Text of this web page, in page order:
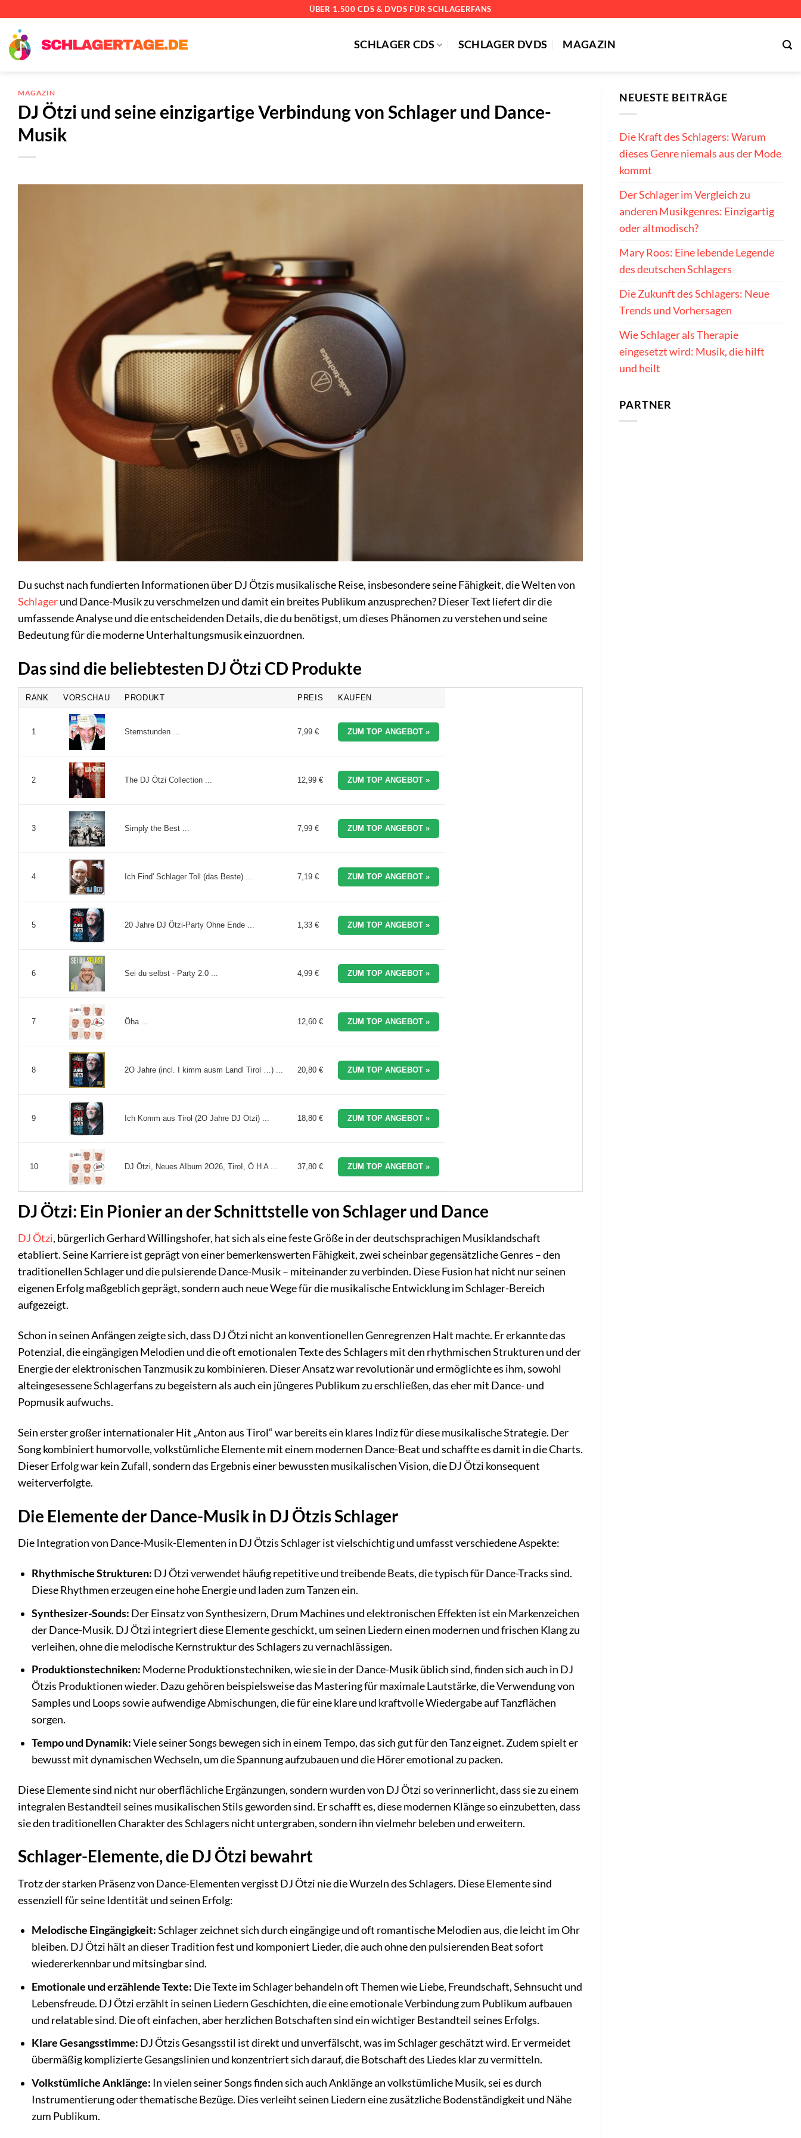
springen
ÜBER 1.500 CDS & DVDS FÜR SCHLAGERFANS
SCHLAGER CDS SCHLAGER DVDS MAGAZIN
MAGAZIN
DJ Ötzi und seine einzigartige Verbindung von Schlager und Dance-
Musik
Du suchst nach fundierten Informationen über DJ Ötzis musikalische Reise, insbesondere seine Fähigkeit, die Welten von
Schlagerund Dance-Musik zu verschmelzen und damit ein breites Publikum anzusprechen? Dieser Text liefert dir die
umfassende Analyse und die entscheidenden Details, die du benötigst, um dieses Phänomen zu verstehen und seine
Bedeutung für die moderne Unterhaltungsmusik einzuordnen.
Das sind die beliebtesten DJ Ötzi CD Produkte
RANK VORSCHAU PRODUKT PREIS KAUFEN
1 Sternstunden ... 7,99 € ZUM TOP ANGEBOT »
2 The DJ Ötzi Collection ... 12,99 € ZUM TOP ANGEBOT »
3 Simply the Best ... 7,99 € ZUM TOP ANGEBOT »
4 Ich Find' Schlager Toll (das Beste) ... 7,19 € ZUM TOP ANGEBOT »
5 20 Jahre DJ Ötzi-Party Ohne Ende ... 1,33 € ZUM TOP ANGEBOT »
6 Sei du selbst - Party 2.0 ... 4,99 € ZUM TOP ANGEBOT »
7 Öha ... 12,60 € ZUM TOP ANGEBOT »
8 2O Jahre (incl. I kimm ausm Landl Tirol …) ... 20,80 € ZUM TOP ANGEBOT »
9 Ich Komm aus Tirol (2O Jahre DJ Ötzi) ... 18,80 € ZUM TOP ANGEBOT »
10 DJ Ötzi, Neues AIbum 2O26, TiroI, Ö H A ... 37,80 € ZUM TOP ANGEBOT »
DJ Ötzi: Ein Pionier an der Schnittstelle von Schlager und Dance
DJ Ötzi, bürgerlich Gerhard Willingshofer, hat sich als eine feste Größe in der deutschsprachigen Musiklandschaft
etabliert. Seine Karriere ist geprägt von einer bemerkenswerten Fähigkeit, zwei scheinbar gegensätzliche Genres – den
traditionellen Schlager und die pulsierende Dance-Musik – miteinander zu verbinden. Diese Fusion hat nicht nur seinen
eigenen Erfolg maßgeblich geprägt, sondern auch neue Wege für die musikalische Entwicklung im Schlager-Bereich
aufgezeigt.
Schon in seinen Anfängen zeigte sich, dass DJ Ötzi nicht an konventionellen Genregrenzen Halt machte. Er erkannte das
Potenzial, die eingängigen Melodien und die oft emotionalen Texte des Schlagers mit den rhythmischen Strukturen und der
Energie der elektronischen Tanzmusik zu kombinieren. Dieser Ansatz war revolutionär und ermöglichte es ihm, sowohl
alteingesessene Schlagerfans zu begeistern als auch ein jüngeres Publikum zu erschließen, das eher mit Dance- und
Popmusik aufwuchs.
Sein erster großer internationaler Hit „Anton aus Tirol“ war bereits ein klares Indiz für diese musikalische Strategie. Der
Song kombiniert humorvolle, volkstümliche Elemente mit einem modernen Dance-Beat und schaffte es damit in die Charts.
Dieser Erfolg war kein Zufall, sondern das Ergebnis einer bewussten musikalischen Vision, die DJ Ötzi konsequent
weiterverfolgte.
Die Elemente der Dance-Musik in DJ Ötzis Schlager
Die Integration von Dance-Musik-Elementen in DJ Ötzis Schlager ist vielschichtig und umfasst verschiedene Aspekte:
Rhythmische Strukturen: DJ Ötzi verwendet häufig repetitive und treibende Beats, die typisch für Dance-Tracks sind.
Diese Rhythmen erzeugen eine hohe Energie und laden zum Tanzen ein.
Synthesizer-Sounds: Der Einsatz von Synthesizern, Drum Machines und elektronischen Effekten ist ein Markenzeichen
der Dance-Musik. DJ Ötzi integriert diese Elemente geschickt, um seinen Liedern einen modernen und frischen Klang zu
verleihen, ohne die melodische Kernstruktur des Schlagers zu vernachlässigen.
Produktionstechniken: Moderne Produktionstechniken, wie sie in der Dance-Musik üblich sind, finden sich auch in DJ
Ötzis Produktionen wieder. Dazu gehören beispielsweise das Mastering für maximale Lautstärke, die Verwendung von
Samples und Loops sowie aufwendige Abmischungen, die für eine klare und kraftvolle Wiedergabe auf Tanzflächen
sorgen.
Tempo und Dynamik:Viele seiner Songs bewegen sich in einem Tempo, das sich gut für den Tanz eignet. Zudem spielt er
bewusst mit dynamischen Wechseln, um die Spannung aufzubauen und die Hörer emotional zu packen.
Diese Elemente sind nicht nur oberflächliche Ergänzungen, sondern wurden von DJ Ötzi so verinnerlicht, dass sie zu einem
integralen Bestandteil seines musikalischen Stils geworden sind. Er schafft es, diese modernen Klänge so einzubetten, dass
sie den traditionellen Charakter des Schlagers nicht untergraben, sondern ihn vielmehr beleben und erweitern.
Schlager-Elemente, die DJ Ötzi bewahrt
Trotz der starken Präsenz von Dance-Elementen vergisst DJ Ötzi nie die Wurzeln des Schlagers. Diese Elemente sind
essenziell für seine Identität und seinen Erfolg:
Melodische Eingängigkeit:Schlager zeichnet sich durch eingängige und oft romantische Melodien aus, die leicht im Ohr
bleiben. DJ Ötzi hält an dieser Tradition fest und komponiert Lieder, die auch ohne den pulsierenden Beat sofort
wiedererkennbar und mitsingbar sind.
Emotionale und erzählende Texte: Die Texte im Schlager behandeln oft Themen wie Liebe, Freundschaft, Sehnsucht und
Lebensfreude. DJ Ötzi erzählt in seinen Liedern Geschichten, die eine emotionale Verbindung zum Publikum aufbauen
und relatable sind. Die oft einfachen, aber herzlichen Botschaften sind ein wichtiger Bestandteil seines Erfolgs.
Klare Gesangsstimme: DJ Ötzis Gesangsstil ist direkt und unverfälscht, was im Schlager geschätzt wird. Er vermeidet
übermäßig komplizierte Gesangslinien und konzentriert sich darauf, die Botschaft des Liedes klar zu vermitteln.
Volkstümliche Anklänge: In vielen seiner Songs finden sich auch Anklänge an volkstümliche Musik, sei es durch
Instrumentierung oder thematische Bezüge. Dies verleiht seinen Liedern eine zusätzliche Bodenständigkeit und Nähe
zum Publikum.
NEUESTE BEITRÄGE
Die Kraft des Schlagers: Warum
dieses Genre niemals aus der Mode
kommt
Der Schlager im Vergleich zu
anderen Musikgenres: Einzigartig
oder altmodisch?
Mary Roos: Eine lebende Legende
des deutschen Schlagers
Die Zukunft des Schlagers: Neue
Trends und Vorhersagen
Wie Schlager als Therapie
eingesetzt wird: Musik, die hilft
und heilt
PARTNER